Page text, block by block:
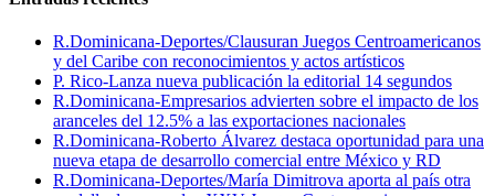
R.Dominicana-Deportes/Clausuran Juegos Centroamericanos
y del Caribe con reconocimientos y actos artísticos
P. Rico-Lanza nueva publicación la editorial 14 segundos
R.Dominicana-Empresarios advierten sobre el impacto de los
aranceles del 12.5% a las exportaciones nacionales
R.Dominicana-Roberto Álvarez destaca oportunidad para una
nueva etapa de desarrollo comercial entre México y RD
R.Dominicana-Deportes/María Dimitrova aporta al país otra